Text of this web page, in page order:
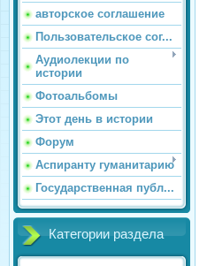
авторское соглашение
Пользовательское сог...
Аудиолекции по
истории
Фотоальбомы
Этот день в истории
Форум
Аспиранту гуманитарию
Государственная публ...
Категории раздела